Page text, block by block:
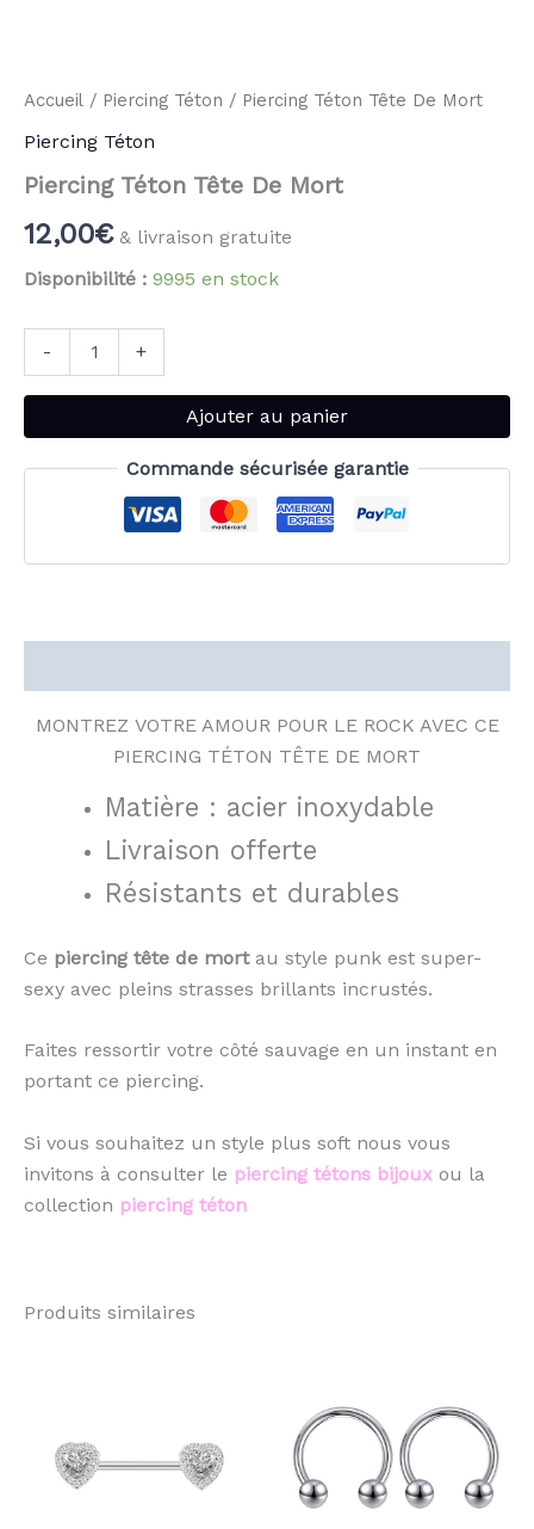
Accueil / Piercing Téton / Piercing Téton Tête De Mort
Piercing Téton
Piercing Téton Tête De Mort
12,00€ & livraison gratuite
Disponibilité : 9995 en stock
- +
Ajouter au panier
Commande sécurisée garantie
MONTREZ VOTRE AMOUR POUR LE ROCK AVEC CE
PIERCING TÉTON TÊTE DE MORT
Matière : acier inoxydable
Livraison offerte
Résistants et durables
Ce piercing tête de mortau style punk est super-
sexy avec pleins strasses brillants incrustés.
Faites ressortir votre côté sauvage en un instant en
portant ce piercing.
Si vous souhaitez un style plus soft nous vous
invitons à consulter le piercing tétons bijoux ou la
collection piercing téton
Produits similaires
plusieurs
variations.